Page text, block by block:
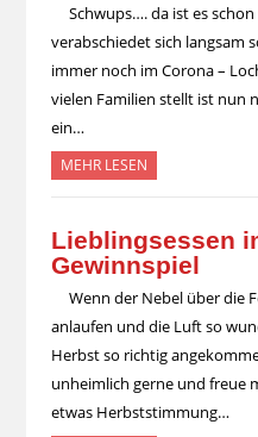
Schwups…. da ist es
verabschiedet sich langsam
immer noch im Corona –
vielen Familien stellt ist nun
ein…
MEHR LESEN
Lieblingsessen
Gewinnspiel
Wenn der Nebel über die
anlaufen und die Luft so
Herbst so richtig
unheimlich gerne und freue
etwas Herbststimmung…